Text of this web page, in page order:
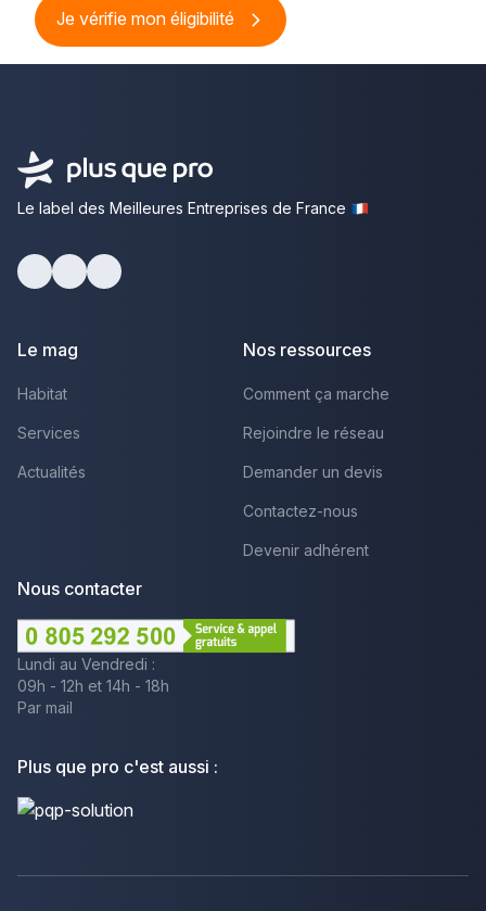
Je vérifie mon éligibilité
Le label des Meilleures Entreprises de France
Le mag
Habitat
Services
Actualités
Nos ressources
Comment ça marche
Rejoindre le réseau
Demander un devis
Contactez-nous
Devenir adhérent
Nous contacter
Lundi au Vendredi :
09h - 12h et 14h - 18h
Par mail
Plus que pro c'est aussi :